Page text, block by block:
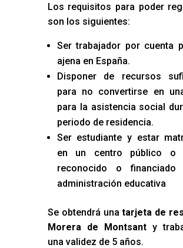
Los requisitos para poder
son los siguientes:
Ser trabajador por cuenta
ajena en España.
Disponer de recursos
para no convertirse en
para la asistencia social
periodo de residencia.
Ser estudiante y estar
en un centro público o
reconocido o
administración educativa
Se obtendrá unatarjeta de
Morera de Montsanty
una validez de 5 años.